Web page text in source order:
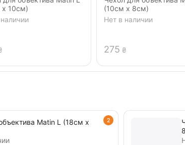
х 10см)
(10см х 8см)
Нет в наличии
‍275‍ ₴
2
Matin L (18см х